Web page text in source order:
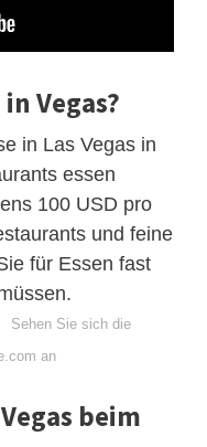
Vegas?
in Las Vegas in
essen
100 USD pro
und feine
für Essen fast
Sehen Sie sich die
an
beim